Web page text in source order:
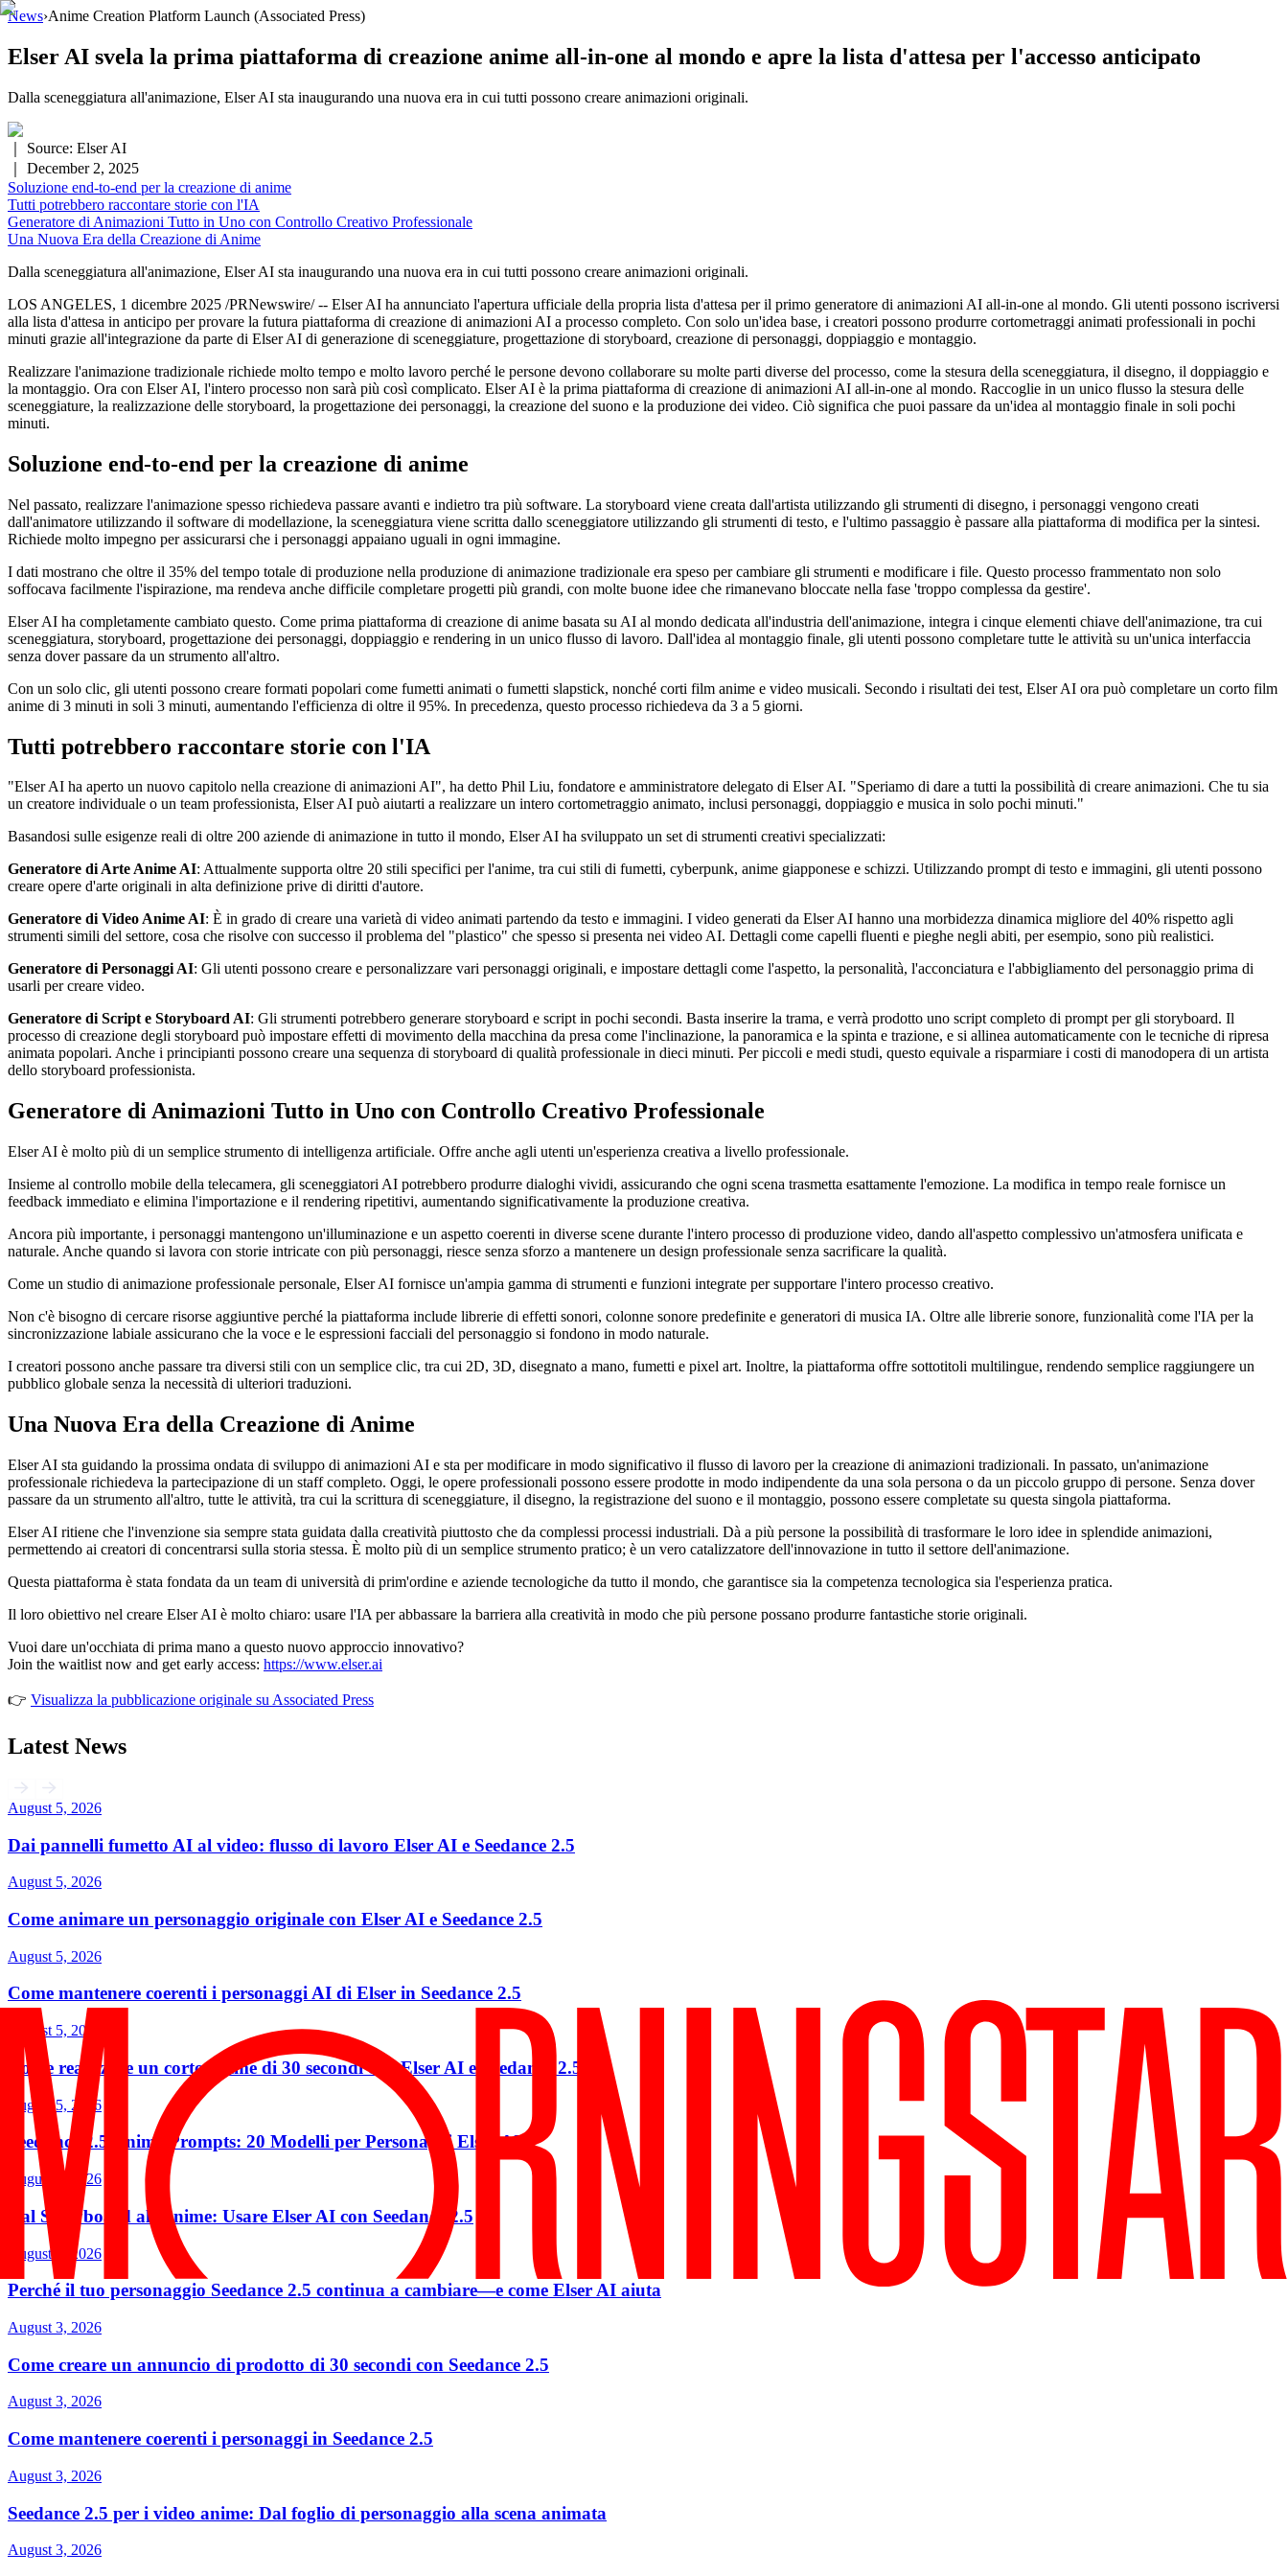
News›Anime Creation Platform Launch (Associated Press)
Elser AI svela la prima piattaforma di creazione anime all-in-one al mondo e apre la lista d'attesa per l'accesso anticipato
Dalla sceneggiatura all'animazione, Elser AI sta inaugurando una nuova era in cui tutti possono creare animazioni originali.
｜ Source: Elser AI
December 2, 2025
Soluzione end-to-end per la creazione di anime
Tutti potrebbero raccontare storie con l'IA
Generatore di Animazioni Tutto in Uno con Controllo Creativo Professionale
Una Nuova Era della Creazione di Anime
Dalla sceneggiatura all'animazione, Elser AI sta inaugurando una nuova era in cui tutti possono creare animazioni originali.
LOS ANGELES, 1 dicembre 2025 /PRNewswire/ -- Elser AI ha annunciato l'apertura ufficiale della propria lista d'attesa per il primo generatore di animazioni AI all-in-one al mondo. Gli utenti possono iscriversi
alla lista d'attesa in anticipo per provare la futura piattaforma di creazione di animazioni AI a processo completo. Con solo un'idea base, i creatori possono produrre cortometraggi animati professionali in pochi
minuti grazie all'integrazione da parte di Elser AI di generazione di sceneggiature, progettazione di storyboard, creazione di personaggi, doppiaggio e montaggio.
Realizzare l'animazione tradizionale richiede molto tempo e molto lavoro perché le persone devono collaborare su molte parti diverse del processo, come la stesura della sceneggiatura, il disegno, il doppiaggio e
la montaggio. Ora con Elser AI, l'intero processo non sarà più così complicato. Elser AI è la prima piattaforma di creazione di animazioni AI all-in-one al mondo. Raccoglie in un unico flusso la stesura delle
sceneggiature, la realizzazione delle storyboard, la progettazione dei personaggi, la creazione del suono e la produzione dei video. Ciò significa che puoi passare da un'idea al montaggio finale in soli pochi
minuti.
Soluzione end-to-end per la creazione di anime
Nel passato, realizzare l'animazione spesso richiedeva passare avanti e indietro tra più software. La storyboard viene creata dall'artista utilizzando gli strumenti di disegno, i personaggi vengono creati
dall'animatore utilizzando il software di modellazione, la sceneggiatura viene scritta dallo sceneggiatore utilizzando gli strumenti di testo, e l'ultimo passaggio è passare alla piattaforma di modifica per la sintesi.
Richiede molto impegno per assicurarsi che i personaggi appaiano uguali in ogni immagine.
I dati mostrano che oltre il 35% del tempo totale di produzione nella produzione di animazione tradizionale era speso per cambiare gli strumenti e modificare i file. Questo processo frammentato non solo
soffocava facilmente l'ispirazione, ma rendeva anche difficile completare progetti più grandi, con molte buone idee che rimanevano bloccate nella fase 'troppo complessa da gestire'.
Elser AI ha completamente cambiato questo. Come prima piattaforma di creazione di anime basata su AI al mondo dedicata all'industria dell'animazione, integra i cinque elementi chiave dell'animazione, tra cui
sceneggiatura, storyboard, progettazione dei personaggi, doppiaggio e rendering in un unico flusso di lavoro. Dall'idea al montaggio finale, gli utenti possono completare tutte le attività su un'unica interfaccia
senza dover passare da un strumento all'altro.
Con un solo clic, gli utenti possono creare formati popolari come fumetti animati o fumetti slapstick, nonché corti film anime e video musicali. Secondo i risultati dei test, Elser AI ora può completare un corto film
anime di 3 minuti in soli 3 minuti, aumentando l'efficienza di oltre il 95%. In precedenza, questo processo richiedeva da 3 a 5 giorni.
Tutti potrebbero raccontare storie con l'IA
"Elser AI ha aperto un nuovo capitolo nella creazione di animazioni AI", ha detto Phil Liu, fondatore e amministratore delegato di Elser AI. "Speriamo di dare a tutti la possibilità di creare animazioni. Che tu sia
un creatore individuale o un team professionista, Elser AI può aiutarti a realizzare un intero cortometraggio animato, inclusi personaggi, doppiaggio e musica in solo pochi minuti."
Basandosi sulle esigenze reali di oltre 200 aziende di animazione in tutto il mondo, Elser AI ha sviluppato un set di strumenti creativi specializzati:
Generatore di Arte Anime AI: Attualmente supporta oltre 20 stili specifici per l'anime, tra cui stili di fumetti, cyberpunk, anime giapponese e schizzi. Utilizzando prompt di testo e immagini, gli utenti possono
creare opere d'arte originali in alta definizione prive di diritti d'autore.
Generatore di Video Anime AI: È in grado di creare una varietà di video animati partendo da testo e immagini. I video generati da Elser AI hanno una morbidezza dinamica migliore del 40% rispetto agli
strumenti simili del settore, cosa che risolve con successo il problema del "plastico" che spesso si presenta nei video AI. Dettagli come capelli fluenti e pieghe negli abiti, per esempio, sono più realistici.
Generatore di Personaggi AI: Gli utenti possono creare e personalizzare vari personaggi originali, e impostare dettagli come l'aspetto, la personalità, l'acconciatura e l'abbigliamento del personaggio prima di
usarli per creare video.
Generatore di Script e Storyboard AI: Gli strumenti potrebbero generare storyboard e script in pochi secondi. Basta inserire la trama, e verrà prodotto uno script completo di prompt per gli storyboard. Il
processo di creazione degli storyboard può impostare effetti di movimento della macchina da presa come l'inclinazione, la panoramica e la spinta e trazione, e si allinea automaticamente con le tecniche di ripresa
animata popolari. Anche i principianti possono creare una sequenza di storyboard di qualità professionale in dieci minuti. Per piccoli e medi studi, questo equivale a risparmiare i costi di manodopera di un artista
dello storyboard professionista.
Generatore di Animazioni Tutto in Uno con Controllo Creativo Professionale
Elser AI è molto più di un semplice strumento di intelligenza artificiale. Offre anche agli utenti un'esperienza creativa a livello professionale.
Insieme al controllo mobile della telecamera, gli sceneggiatori AI potrebbero produrre dialoghi vividi, assicurando che ogni scena trasmetta esattamente l'emozione. La modifica in tempo reale fornisce un
feedback immediato e elimina l'importazione e il rendering ripetitivi, aumentando significativamente la produzione creativa.
Ancora più importante, i personaggi mantengono un'illuminazione e un aspetto coerenti in diverse scene durante l'intero processo di produzione video, dando all'aspetto complessivo un'atmosfera unificata e
naturale. Anche quando si lavora con storie intricate con più personaggi, riesce senza sforzo a mantenere un design professionale senza sacrificare la qualità.
Come un studio di animazione professionale personale, Elser AI fornisce un'ampia gamma di strumenti e funzioni integrate per supportare l'intero processo creativo.
Non c'è bisogno di cercare risorse aggiuntive perché la piattaforma include librerie di effetti sonori, colonne sonore predefinite e generatori di musica IA. Oltre alle librerie sonore, funzionalità come l'IA per la
sincronizzazione labiale assicurano che la voce e le espressioni facciali del personaggio si fondono in modo naturale.
I creatori possono anche passare tra diversi stili con un semplice clic, tra cui 2D, 3D, disegnato a mano, fumetti e pixel art. Inoltre, la piattaforma offre sottotitoli multilingue, rendendo semplice raggiungere un
pubblico globale senza la necessità di ulteriori traduzioni.
Una Nuova Era della Creazione di Anime
Elser AI sta guidando la prossima ondata di sviluppo di animazioni AI e sta per modificare in modo significativo il flusso di lavoro per la creazione di animazioni tradizionali. In passato, un'animazione
professionale richiedeva la partecipazione di un staff completo. Oggi, le opere professionali possono essere prodotte in modo indipendente da una sola persona o da un piccolo gruppo di persone. Senza dover
passare da un strumento all'altro, tutte le attività, tra cui la scrittura di sceneggiature, il disegno, la registrazione del suono e il montaggio, possono essere completate su questa singola piattaforma.
Elser AI ritiene che l'invenzione sia sempre stata guidata dalla creatività piuttosto che da complessi processi industriali. Dà a più persone la possibilità di trasformare le loro idee in splendide animazioni,
permettendo ai creatori di concentrarsi sulla storia stessa. È molto più di un semplice strumento pratico; è un vero catalizzatore dell'innovazione in tutto il settore dell'animazione.
Questa piattaforma è stata fondata da un team di università di prim'ordine e aziende tecnologiche da tutto il mondo, che garantisce sia la competenza tecnologica sia l'esperienza pratica.
Il loro obiettivo nel creare Elser AI è molto chiaro: usare l'IA per abbassare la barriera alla creatività in modo che più persone possano produrre fantastiche storie originali.
Vuoi dare un'occhiata di prima mano a questo nuovo approccio innovativo?
Join the waitlist now and get early access: https://www.elser.ai
👉 Visualizza la pubblicazione originale su Associated Press
Latest News
August 5, 2026
Dai pannelli fumetto AI al video: flusso di lavoro Elser AI e Seedance 2.5
August 5, 2026
Come animare un personaggio originale con Elser AI e Seedance 2.5
August 5, 2026
Come mantenere coerenti i personaggi AI di Elser in Seedance 2.5
August 5, 2026
Come realizzare un corto anime di 30 secondi con Elser AI e Seedance 2.5
August 5, 2026
Seedance 2.5 Anime Prompts: 20 Modelli per Personaggi Elser AI
August 5, 2026
Dal Storyboard all'Anime: Usare Elser AI con Seedance 2.5
August 5, 2026
Perché il tuo personaggio Seedance 2.5 continua a cambiare—e come Elser AI aiuta
August 3, 2026
Come creare un annuncio di prodotto di 30 secondi con Seedance 2.5
August 3, 2026
Come mantenere coerenti i personaggi in Seedance 2.5
August 3, 2026
Seedance 2.5 per i video anime: Dal foglio di personaggio alla scena animata
August 3, 2026